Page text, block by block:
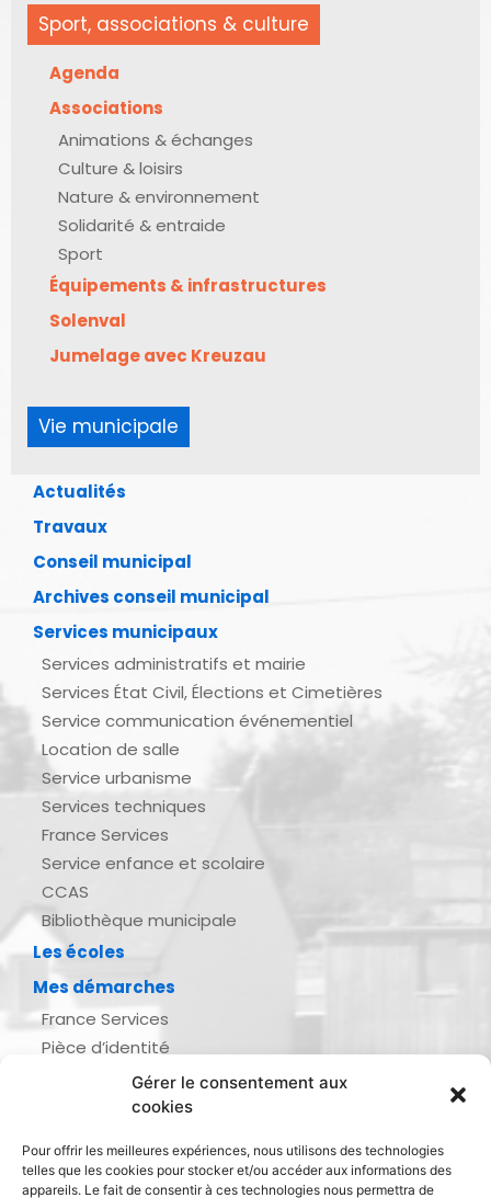
Gérer le consentement aux
cookies
Pour offrir les meilleures expériences, nous utilisons des technologies
telles que les cookies pour stocker et/ou accéder aux informations des
appareils. Le fait de consentir à ces technologies nous permettra de
Sport, associations & culture
Agenda
Associations
Animations & échanges
Culture & loisirs
Nature & environnement
Solidarité & entraide
Sport
Équipements & infrastructures
Solenval
Jumelage avec Kreuzau
Vie municipale
Actualités
Travaux
Conseil municipal
Archives conseil municipal
Services municipaux
Services administratifs et mairie
Services État Civil, Élections et Cimetières
Service communication événementiel
Location de salle
Service urbanisme
Services techniques
France Services
Service enfance et scolaire
CCAS
Bibliothèque municipale
Les écoles
Mes démarches
France Services
Pièce d’identité
Demande d’actes d’état civil
Inscription listes électorales
Recensement militaire